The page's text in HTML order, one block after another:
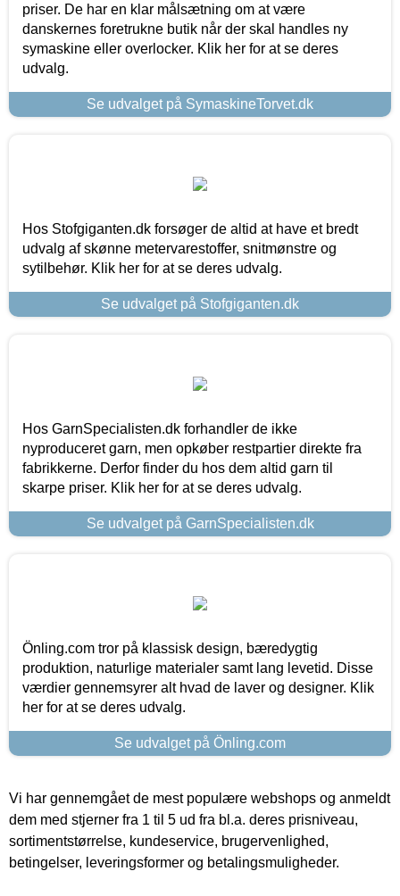
priser. De har en klar målsætning om at være
danskernes foretrukne butik når der skal handles ny
symaskine eller overlocker. Klik her for at se deres
udvalg.
Se udvalget på SymaskineTorvet.dk
Hos Stofgiganten.dk forsøger de altid at have et bredt
udvalg af skønne metervarestoffer, snitmønstre og
sytilbehør. Klik her for at se deres udvalg.
Se udvalget på Stofgiganten.dk
Hos GarnSpecialisten.dk forhandler de ikke
nyproduceret garn, men opkøber restpartier direkte fra
fabrikkerne. Derfor finder du hos dem altid garn til
skarpe priser. Klik her for at se deres udvalg.
Se udvalget på GarnSpecialisten.dk
Önling.com tror på klassisk design, bæredygtig
produktion, naturlige materialer samt lang levetid. Disse
værdier gennemsyrer alt hvad de laver og designer. Klik
her for at se deres udvalg.
Se udvalget på Önling.com
Vi har gennemgået de mest populære webshops og anmeldt
dem med stjerner fra 1 til 5 ud fra bl.a. deres prisniveau,
sortimentstørrelse, kundeservice, brugervenlighed,
betingelser, leveringsformer og betalingsmuligheder.